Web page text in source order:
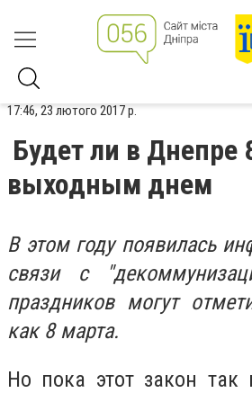
17:46, 23 лютого 2017 р.
Будет ли в Днепре
выходным днем
В этом году появилась
связи с
праздников могут
как 8 марта.
Но пока этот закон так